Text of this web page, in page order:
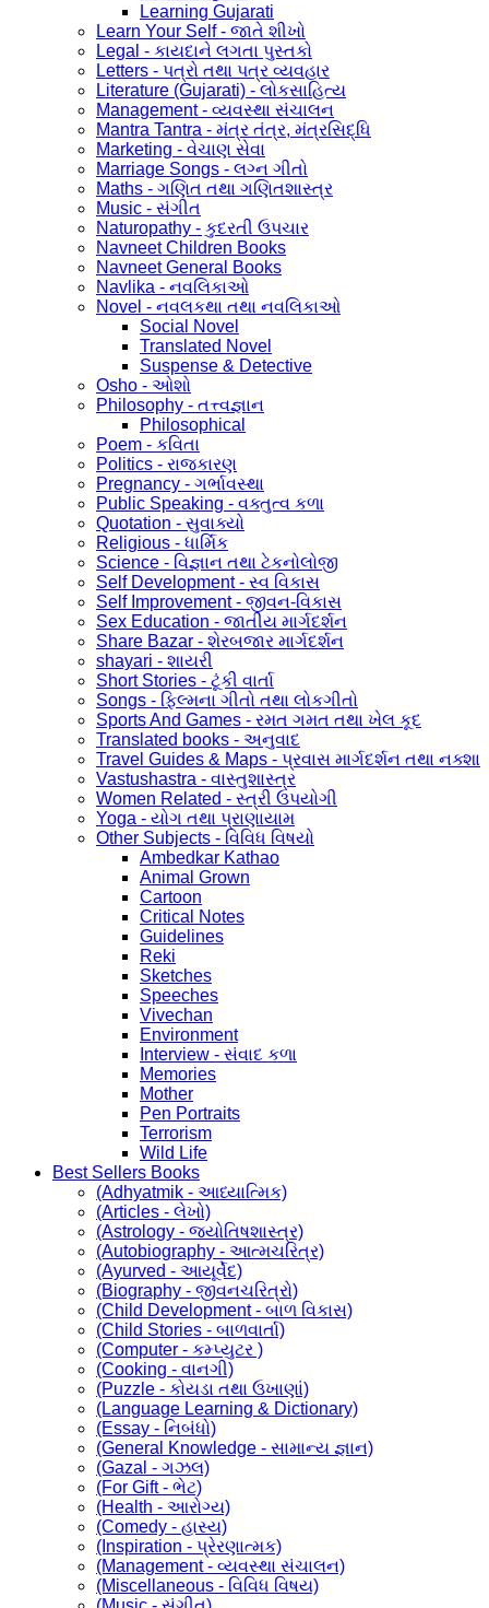
Learning Gujarati
Learn Your Self - જાતે શીખો
Legal - કાયદાને લગતા પુસ્તકો
Letters - પત્રો તથા પત્ર વ્યવહાર
Literature (Gujarati) - લોકસાહિત્ય
Management - વ્યવસ્થા સંચાલન
Mantra Tantra - મંત્ર તંત્ર, મંત્રસિદ્ધિ
Marketing - વેચાણ સેવા
Marriage Songs - લગ્ન ગીતો
Maths - ગણિત તથા ગણિતશાસ્ત્ર
Music - સંગીત
Naturopathy - કુદરતી ઉપચાર
Navneet Children Books
Navneet General Books
Navlika - નવલિકાઓ
Novel - નવલકથા તથા નવલિકાઓ
Social Novel
Translated Novel
Suspense & Detective
Osho - ઓશો
Philosophy - તત્ત્વજ્ઞાન
Philosophical
Poem - કવિતા
Politics - રાજકારણ
Pregnancy - ગર્ભાવસ્થા
Public Speaking - વક્તુત્વ કળા
Quotation - સુવાક્યો
Religious - ધાર્મિક
Science - વિજ્ઞાન તથા ટેકનોલોજી
Self Development - સ્વ વિકાસ
Self Improvement - જીવન-વિકાસ
Sex Education - જાતીય માર્ગદર્શન
Share Bazar - શેરબજાર માર્ગદર્શન
shayari - શાયરી
Short Stories - ટૂંકી વાર્તા
Songs - ફિલ્મના ગીતો તથા લોકગીતો
Sports And Games - રમત ગમત તથા ખેલ કૂદ
Translated books - અનુવાદ
Travel Guides & Maps - પ્રવાસ માર્ગદર્શન તથા નક્શા
Vastushastra - વાસ્તુશાસ્ત્ર
Women Related - સ્ત્રી ઉપયોગી
Yoga - યોગ તથા પ્રાણાયામ
Other Subjects - વિવિધ વિષયો
Ambedkar Kathao
Animal Grown
Cartoon
Critical Notes
Guidelines
Reki
Sketches
Speeches
Vivechan
Environment
Interview - સંવાદ કળા
Memories
Mother
Pen Portraits
Terrorism
Wild Life
Best Sellers Books
(Adhyatmik - આધ્યાત્મિક)
(Articles - લેખો)
(Astrology - જ્યોતિષશાસ્ત્ર)
(Autobiography - આત્મચરિત્ર)
(Ayurved - આયૂર્વેદ)
(Biography - જીવનચરિત્રો)
(Child Development - બાળ વિકાસ)
(Child Stories - બાળવાર્તા)
(Computer - કમ્પ્યુટર )
(Cooking - વાનગી)
(Puzzle - કોયડા તથા ઉખાણાં)
(Language Learning & Dictionary)
(Essay - નિબંધો)
(General Knowledge - સામાન્ય જ્ઞાન)
(Gazal - ગઝલ)
(For Gift - ભેટ)
(Health - આરોગ્ય)
(Comedy - હાસ્ય)
(Inspiration - પ્રેરણાત્મક)
(Management - વ્યવસ્થા સંચાલન)
(Miscellaneous - વિવિધ વિષય)